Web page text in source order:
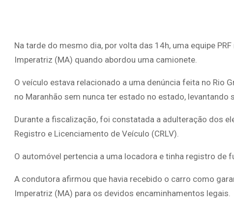
Na tarde do mesmo dia, por volta das 14h, uma equipe
Imperatriz (MA) quando abordou uma camionete.
O veículo estava relacionado a uma denúncia feita no Rio
no Maranhão sem nunca ter estado no estado, levantando
Durante a fiscalização, foi constatada a adulteração dos
Registro e Licenciamento de Veículo (CRLV).
O automóvel pertencia a uma locadora e tinha registro
A condutora afirmou que havia recebido o carro como
Imperatriz (MA) para os devidos encaminhamentos legais.